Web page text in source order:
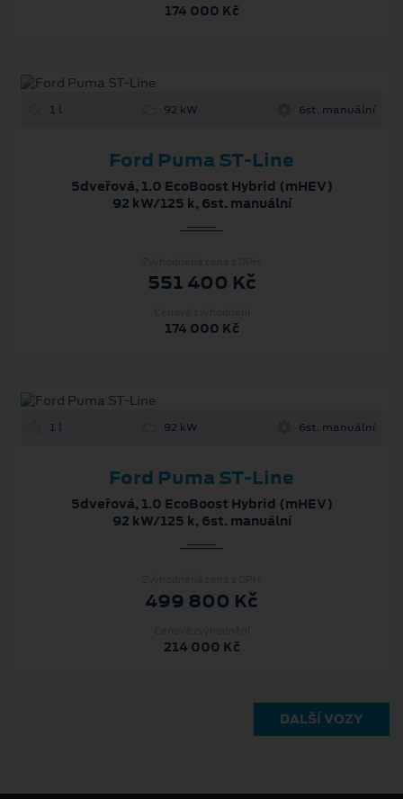
174 000 Kč
1 l 92 kW 6st. manuální
Ford Puma ST-Line
5dveřová, 1.0 EcoBoost Hybrid (mHEV)
92 kW/125 k, 6st. manuální
551 400 Kč
174 000 Kč
1 l 92 kW 6st. manuální
Ford Puma ST-Line
5dveřová, 1.0 EcoBoost Hybrid (mHEV)
92 kW/125 k, 6st. manuální
499 800 Kč
214 000 Kč
DALŠÍ VOZY